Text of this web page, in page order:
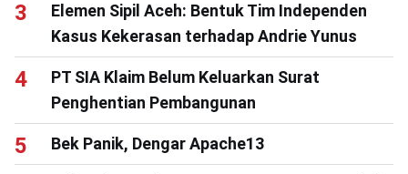
Elemen Sipil Aceh: Bentuk Tim Independen
Kasus Kekerasan terhadap Andrie Yunus
PT SIA Klaim Belum Keluarkan Surat
Penghentian Pembangunan
Bek Panik, Dengar Apache13